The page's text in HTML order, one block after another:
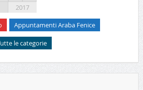
2017
Appuntamenti Araba Fenice
le categorie